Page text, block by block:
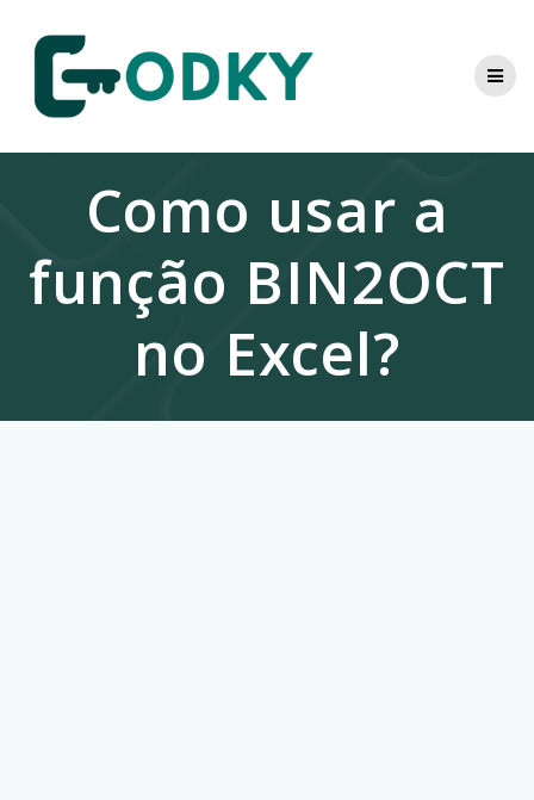
content
Como usar a
função BIN2OCT
no Excel?